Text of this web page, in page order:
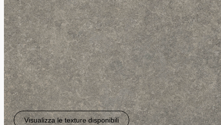
Visualizza le texture disponibili